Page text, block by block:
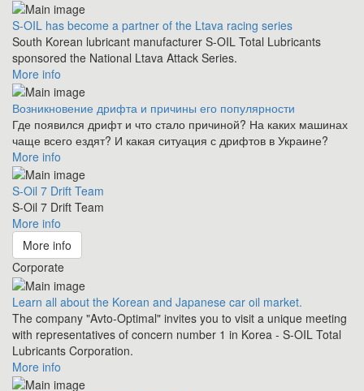
S-OIL has become a partner of the Ltava racing series
South Korean lubricant manufacturer S-OIL Total Lubricants
sponsored the National Ltava Attack Series.
More info
Возникновение дрифта и причины его популярности
Где появился дрифт и что стало причиной? На каких машинах
чаще всего ездят? И какая ситуация с дрифтов в Украине?
More info
S-Oil 7 Drift Team
S-Oil 7 Drift Team
More info
More info
Corporate
Learn all about the Korean and Japanese car oil market.
The company "Avto-Optimal" invites you to visit a unique meeting
with representatives of concern number 1 in Korea - S-OIL Total
Lubricants Corporation.
More info